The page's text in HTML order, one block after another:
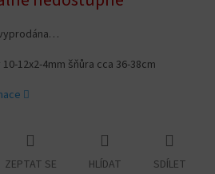
12x2-4mm šňůra cca 36-38cm
ZEPTAT SE HLÍDAT SDÍLET